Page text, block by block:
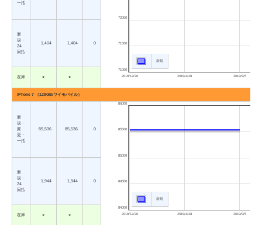
一括
2018/12/20 2019/4/28 2019/9/5
71000
71500
72000
新規
新
規・
24
回払
1,404 1,404 0
在庫 ○ ○
iPhone 7 （128GB/ワイモバイル）
新
規・
変
更・
一括
85,536 85,536 0
2018/12/20 2019/4/28 2019/9/5
84000
84500
85000
85500
86000
新規
新
規・
24
回払
1,944 1,944 0
在庫 ○ ○